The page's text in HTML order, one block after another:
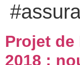
Projet
2018 :